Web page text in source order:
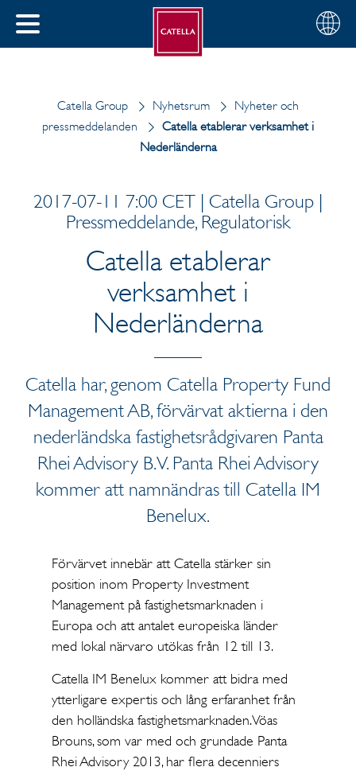
STÄNG
Välj
din
Svenska
Catella Group Nyhetsrum
Nyheter och
pressmeddelanden
Catella etablerar verksamhet i
Nederländerna
2017-07-11 7:00 CET | Catella Group |
Pressmeddelande, Regulatorisk
Catella etablerar
verksamhet i
Nederländerna
Catella har, genom Catella Property Fund
Management AB, förvärvat aktierna i den
nederländska fastighetsrådgivaren Panta
Rhei Advisory B.V. Panta Rhei Advisory
kommer att namnändras till Catella IM
Benelux.
Förvärvet innebär att Catella stärker sin
position inom Property Investment
Management på fastighetsmarknaden i
Europa och att antalet europeiska länder
med lokal närvaro utökas från 12 till 13.
Catella IM Benelux kommer att bidra med
ytterligare expertis och lång erfaranhet från
den holländska fastighetsmarknaden. Vöas
Brouns, som var med och grundade Panta
Rhei Advisory 2013, har flera decenniers